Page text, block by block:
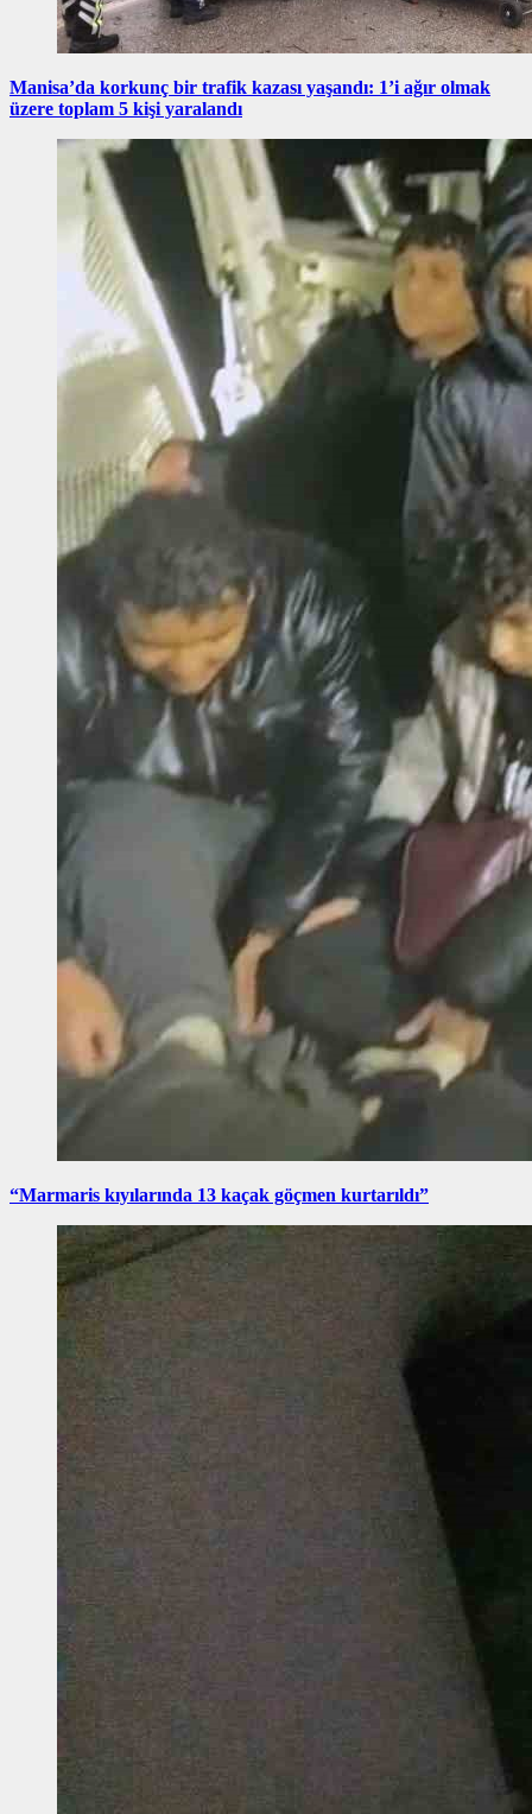
Manisa’da korkunç bir trafik kazası yaşandı: 1’i ağır olmak
üzere toplam 5 kişi yaralandı
“Marmaris kıyılarında 13 kaçak göçmen kurtarıldı”